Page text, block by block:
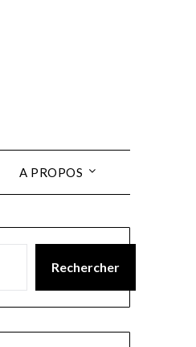
A PROPOS
Rechercher